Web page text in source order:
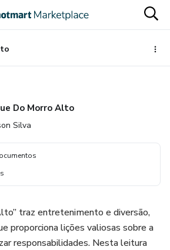
Do Morro Alto
Silva
traz entretenimento e diversão,
proporciona lições valiosas sobre a
responsabilidades. Nesta leitura